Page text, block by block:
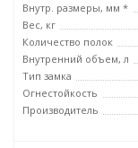
Внутр. размеры, мм *
Вес, кг
Количество полок
Внутренний объем, л
Тип замка
Огнестойкость
Производитель